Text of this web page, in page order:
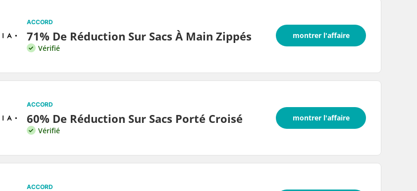
ACCORD
71% De Réduction Sur Sacs À Main Zippés
Vérifié
montrer l'affaire
ACCORD
60% De Réduction Sur Sacs Porté Croisé
Vérifié
montrer l'affaire
ACCORD